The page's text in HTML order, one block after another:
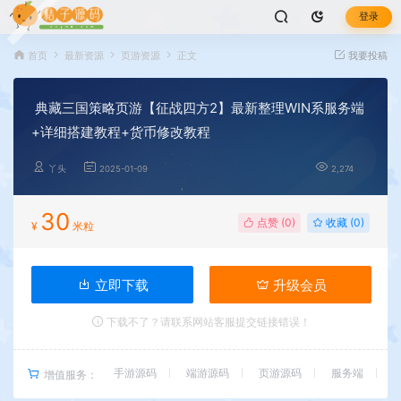
登录
首页 最新资源 页游资源 正文 我要投稿
典藏三国策略页游【征战四方2】最新整理WIN系服务端
+详细搭建教程+货币修改教程
丫头 2025-01-09 2,274
¥ 30 米粒 点赞 (0) 收藏 (0)
立即下载 升级会员
下载不了？请联系网站客服提交链接错误！
增值服务： 手游源码 端游源码 页游源码 服务端